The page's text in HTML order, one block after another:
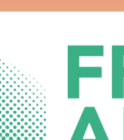
ou sur ESC pour fermer